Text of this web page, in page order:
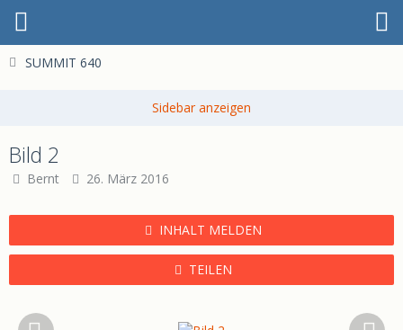
SUMMIT 640
Bild 2
Bernt 26. März 2016
INHALT MELDEN
TEILEN